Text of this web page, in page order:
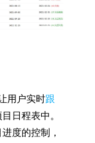
用户实时跟
日程表中。
度的控制，